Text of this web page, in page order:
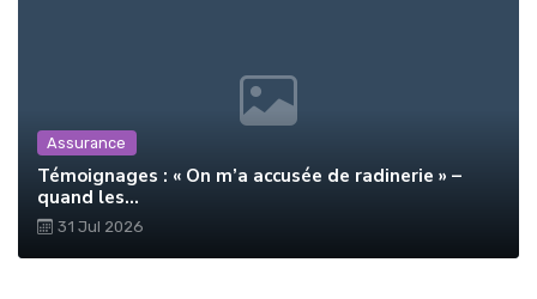
Assurance
Témoignages : « On m’a accusée de radinerie » –
quand les...
31 Jul 2026